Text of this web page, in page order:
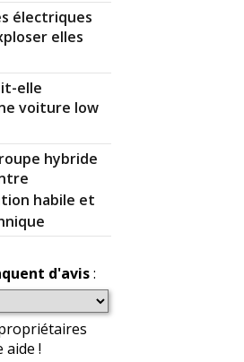
électriques
elles
elle
voiture low
hybride
habile et
d'avis:
!